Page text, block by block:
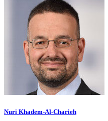
Nuri Khadem-Al-Charieh